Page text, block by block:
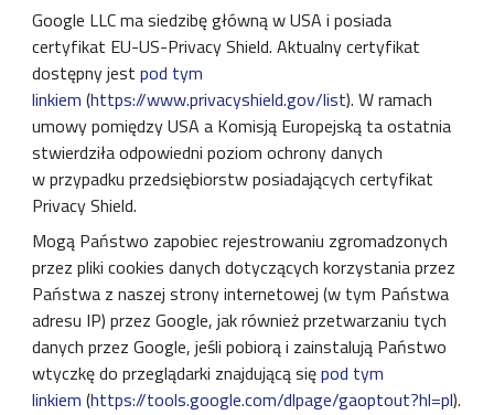
Google LLC ma siedzibę główną w USA i posiada
certyfikat EU-US-Privacy Shield. Aktualny certyfikat
dostępny jest pod tym
linkiem (https://www.privacyshield.gov/list). W ramach
umowy pomiędzy USA a Komisją Europejską ta ostatnia
stwierdziła odpowiedni poziom ochrony danych
w przypadku przedsiębiorstw posiadających certyfikat
Privacy Shield.
Mogą Państwo zapobiec rejestrowaniu zgromadzonych
przez pliki cookies danych dotyczących korzystania przez
Państwa z naszej strony internetowej (w tym Państwa
adresu IP) przez Google, jak również przetwarzaniu tych
danych przez Google, jeśli pobiorą i zainstalują Państwo
wtyczkę do przeglądarki znajdującą siępod tym
linkiem (https://tools.google.com/dlpage/gaoptout?hl=pl).